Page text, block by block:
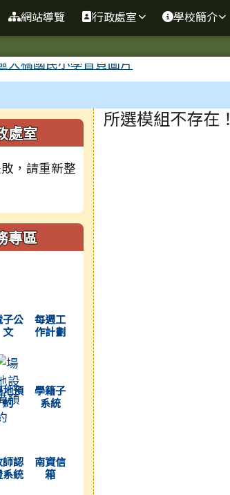
小全球資訊網
網站導覽 行政處室 學校簡介
內容
處室
，請重新整
專區
子公
文
每週工
作計劃
(另開新視窗)
窗)
地預
約
(另開新視窗)
學籍子
系統
(另開新視窗)
師認
系統
南資信
箱
(另開新視窗)
主內容區域
所選模組不存在！